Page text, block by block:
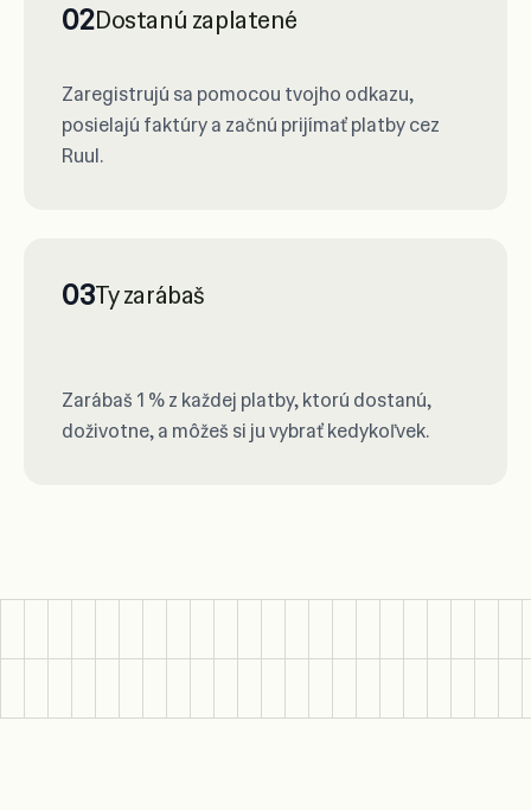
02Dostanú zaplatené
Zaregistrujú sa pomocou tvojho odkazu,
posielajú faktúry a začnú prijímať platby cez
Ruul.
03Ty zarábaš
Zarábaš 1 % z každej platby, ktorú dostanú,
doživotne, a môžeš si ju vybrať kedykoľvek.